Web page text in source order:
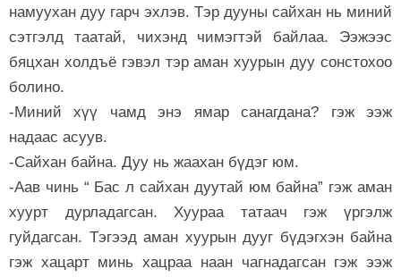
намуухан дуу гарч эхлэв. Тэр дууны сайхан нь миний
сэтгэлд таатай, чихэнд чимэгтэй байлаа. Ээжээс
бяцхан холдъё гэвэл тэр аман хуурын дуу сонстохоо
болино.
-Миний хүү чамд энэ ямар санагдана? гэж ээж
надаас асуув.
-Сайхан байна. Дуу нь жаахан бүдэг юм.
-Аав чинь “ Бас л сайхан дуутай юм байна” гэж аман
хуурт дурладагсан. Хуураа татаач гэж үргэлж
гуйдагсан. Тэгээд аман хуурын дууг бүдэгхэн байна
гэж хацарт минь хацраа наан чагнадагсан гэж ээж